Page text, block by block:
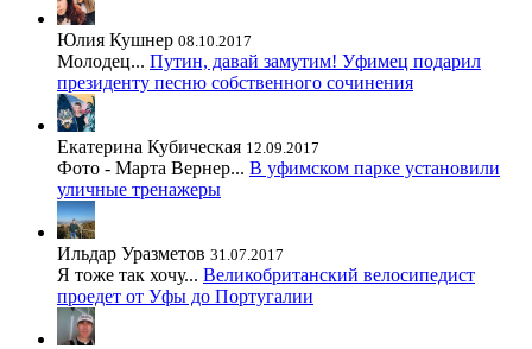
Юлия Кушнер 08.10.2017
Молодец... Путин, давай замутим! Уфимец подарил
президенту песню собственного сочинения
Екатерина Кубическая 12.09.2017
Фото - Марта Вернер... В уфимском парке установили
уличные тренажеры
Ильдар Уразметов 31.07.2017
Я тоже так хочу... Великобританский велосипедист
проедет от Уфы до Португалии